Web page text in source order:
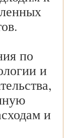
по
и
и